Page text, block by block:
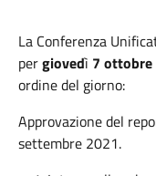
La Conferenza
pergiovedì 7 ottobre
ordine del giorno:
Approvazione del
settembre 2021.